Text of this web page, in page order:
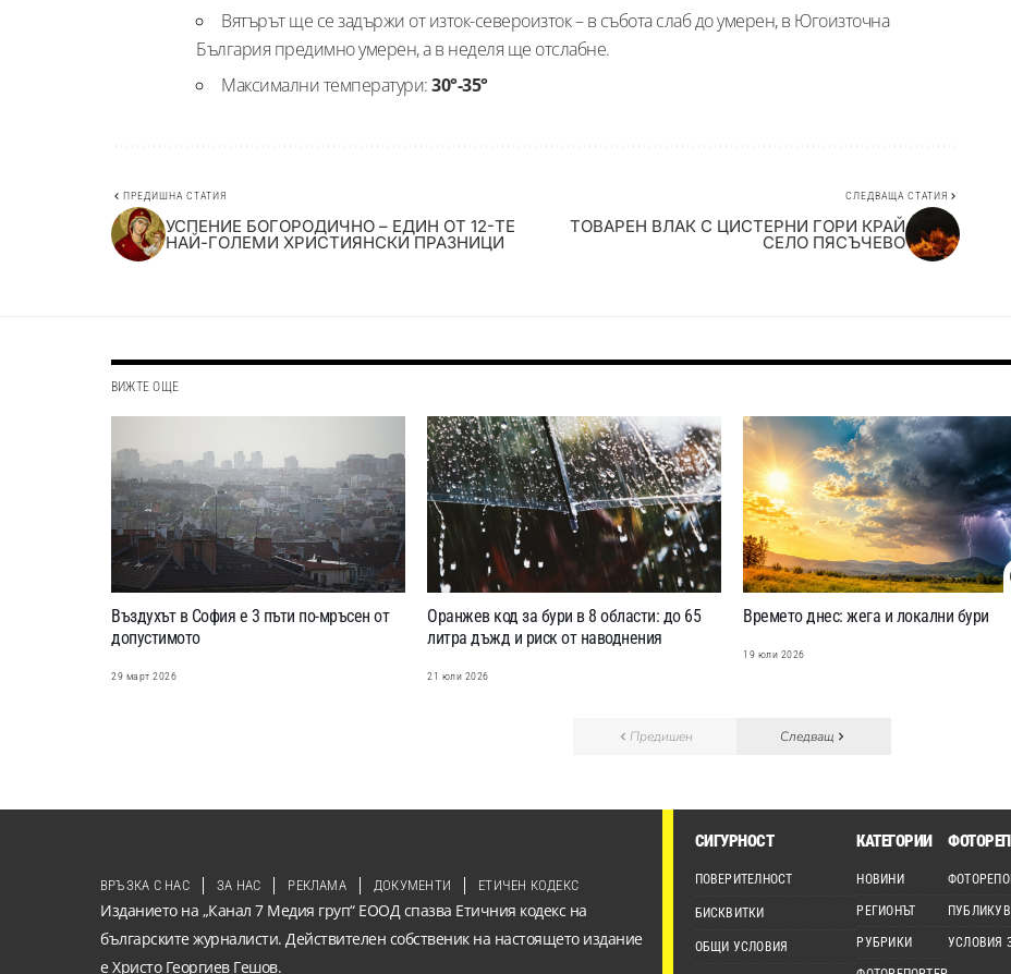
Вятърът ще се задържи от изток-североизток – в събота слаб до умерен, в Югоизточна
България предимно умерен, а в неделя ще отслабне.
Максимални температури:30°-35°
ПРЕДИШНА СТАТИЯ
УСПЕНИЕ БОГОРОДИЧНО – ЕДИН ОТ 12-ТЕ
НАЙ-ГОЛЕМИ ХРИСТИЯНСКИ ПРАЗНИЦИ
СЛЕДВАЩА СТАТИЯ
ТОВАРЕН ВЛАК С ЦИСТЕРНИ ГОРИ КРАЙ
СЕЛО ПЯСЪЧЕВО
ВИЖТЕ ОЩЕ
Въздухът в София е 3 пъти по-мръсен от
допустимото
29 март 2026
Оранжев код за бури в 8 области: до 65
литра дъжд и риск от наводнения
21 юли 2026
Времето днес: жега и локални бури
19 юли 2026
Предишен Следващ
Изданието на „Канал 7 Медия груп“ ЕООД спазва Етичния кодекс на
българските журналисти. Действителен собственик на настоящето издание
е Христо Георгиев Гешов.
ВРЪЗКА С НАС ЗА НАС РЕКЛАМА ДОКУМЕНТИ ЕТИЧЕН КОДЕКС
СИГУРНОСТ
ПОВЕРИТЕЛНОСТ
БИСКВИТКИ
ОБЩИ УСЛОВИЯ
КАТЕГОРИИ
НОВИНИ
РЕГИОНЪТ
РУБРИКИ УСЛОВИЯ